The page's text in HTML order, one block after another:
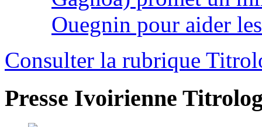
Ouegnin pour aider
Consulter la rubrique
Presse Ivoirienne